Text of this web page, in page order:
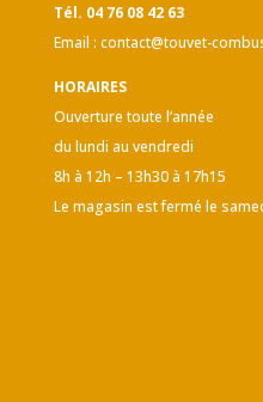
Tél. 04 76 08 42 63
Email : contact@touvet-
HORAIRES
Ouverture toute l’année
du lundi au vendredi
8h à 12h – 13h30 à 17h15
Le magasin est fermé le